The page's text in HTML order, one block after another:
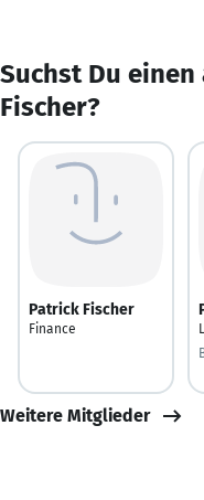
Suchst Du
Fischer?
Patrick Fischer
Finance
Weitere Mitglieder